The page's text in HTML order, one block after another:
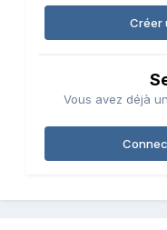
Créer
Vous avez déjà